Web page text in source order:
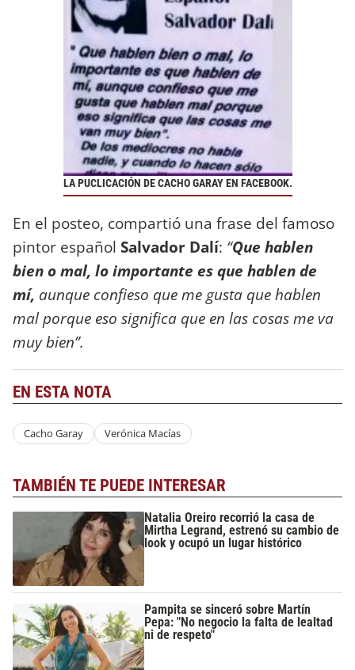
LA PUCLICACIÓN DE CACHO GARAY EN FACEBOOK.
En el posteo, compartió una frase del famoso
pintor español Salvador Dalí: “Que hablen
bien o mal, lo importante es que hablen de
mí, aunque confieso que me gusta que hablen
mal porque eso significa que en las cosas me va
muy bien”.
EN ESTA NOTA
Cacho Garay Verónica Macías
TAMBIÉN TE PUEDE INTERESAR
Natalia Oreiro recorrió la casa de
Mirtha Legrand, estrenó su cambio de
look y ocupó un lugar histórico
Pampita se sinceró sobre Martín
Pepa: "No negocio la falta de lealtad
ni de respeto"